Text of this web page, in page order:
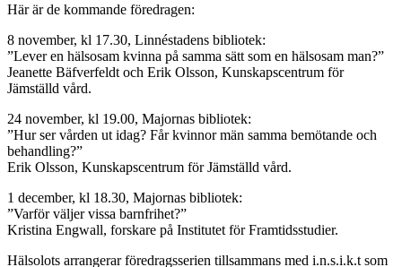
Här är de kommande föredragen:
8 november, kl 17.30, Linnéstadens bibliotek:
”Lever en hälsosam kvinna på samma sätt som en hälsosam man?”
Jeanette Bäfverfeldt och Erik Olsson, Kunskapscentrum för
Jämställd vård.
24 november, kl 19.00, Majornas bibliotek:
”Hur ser vården ut idag? Får kvinnor män samma bemötande och
behandling?”
Erik Olsson, Kunskapscentrum för Jämställd vård.
1 december, kl 18.30, Majornas bibliotek:
”Varför väljer vissa barnfrihet?”
Kristina Engwall, forskare på Institutet för Framtidsstudier.
Hälsolots arrangerar föredragsserien tillsammans med i.n.s.i.k.t som